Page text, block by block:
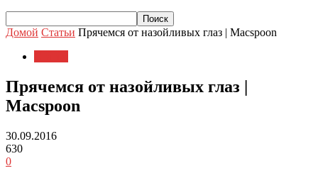
Домой Статьи Прячемся от назойливых глаз | Macspoon
Прячемся от назойливых глаз |
Macspoon
30.09.2016
630
0